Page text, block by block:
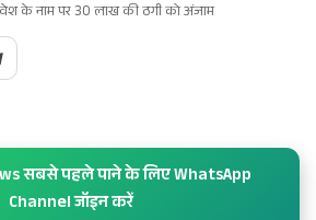
के नाम पर 30 लाख की ठगी को अंजाम
सबसे पहले पाने के लिए WhatsApp
Channel जॉइन करें